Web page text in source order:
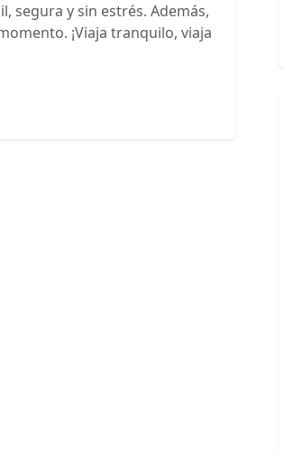
segura y sin estrés. Además,
¡Viaja tranquilo, viaja